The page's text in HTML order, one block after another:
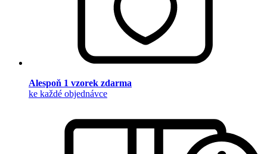
Alespoň 1 vzorek zdarma
ke každé objednávce